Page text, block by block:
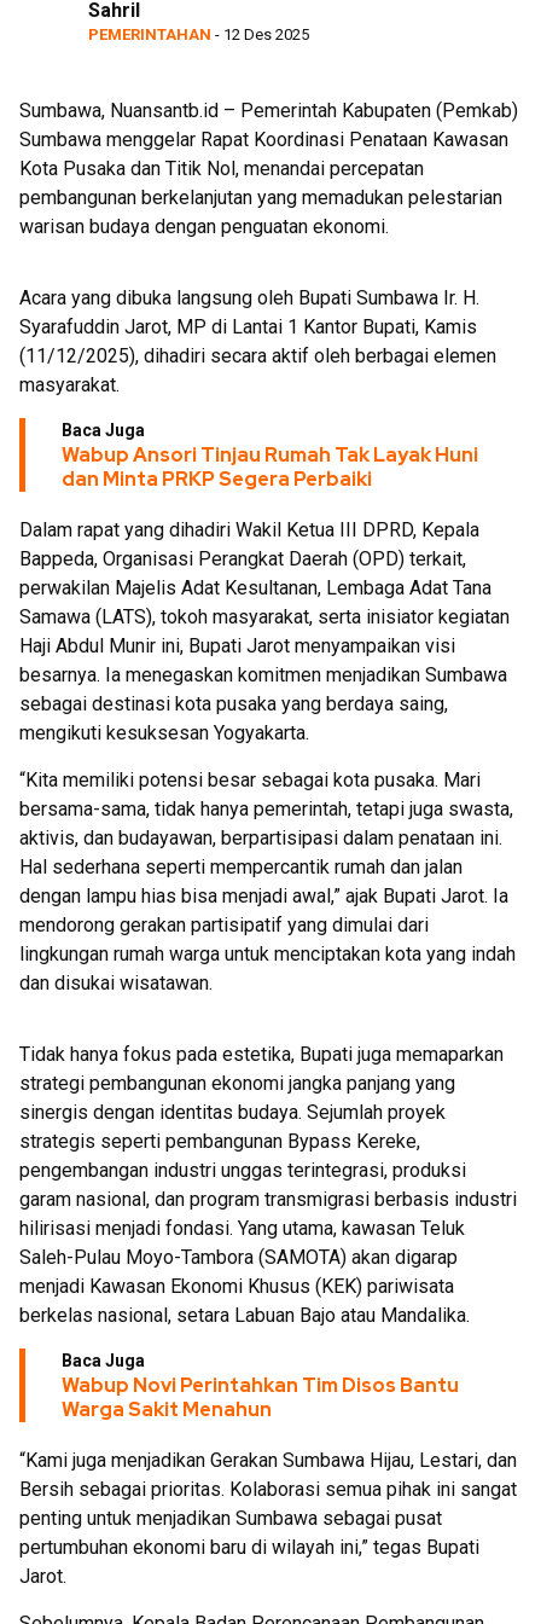
Sahril
PEMERINTAHAN - 12 Des 2025
Sumbawa, Nuansantb.id – Pemerintah Kabupaten (Pemkab)
Sumbawa menggelar Rapat Koordinasi Penataan Kawasan
Kota Pusaka dan Titik Nol, menandai percepatan
pembangunan berkelanjutan yang memadukan pelestarian
warisan budaya dengan penguatan ekonomi.
Acara yang dibuka langsung oleh Bupati Sumbawa Ir. H.
Syarafuddin Jarot, MP di Lantai 1 Kantor Bupati, Kamis
(11/12/2025), dihadiri secara aktif oleh berbagai elemen
masyarakat.
Baca Juga
Wabup Ansori Tinjau Rumah Tak Layak Huni
dan Minta PRKP Segera Perbaiki
Dalam rapat yang dihadiri Wakil Ketua III DPRD, Kepala
Bappeda, Organisasi Perangkat Daerah (OPD) terkait,
perwakilan Majelis Adat Kesultanan, Lembaga Adat Tana
Samawa (LATS), tokoh masyarakat, serta inisiator kegiatan
Haji Abdul Munir ini, Bupati Jarot menyampaikan visi
besarnya. Ia menegaskan komitmen menjadikan Sumbawa
sebagai destinasi kota pusaka yang berdaya saing,
mengikuti kesuksesan Yogyakarta.
“Kita memiliki potensi besar sebagai kota pusaka. Mari
bersama-sama, tidak hanya pemerintah, tetapi juga swasta,
aktivis, dan budayawan, berpartisipasi dalam penataan ini.
Hal sederhana seperti mempercantik rumah dan jalan
dengan lampu hias bisa menjadi awal,” ajak Bupati Jarot. Ia
mendorong gerakan partisipatif yang dimulai dari
lingkungan rumah warga untuk menciptakan kota yang indah
dan disukai wisatawan.
Tidak hanya fokus pada estetika, Bupati juga memaparkan
strategi pembangunan ekonomi jangka panjang yang
sinergis dengan identitas budaya. Sejumlah proyek
strategis seperti pembangunan Bypass Kereke,
pengembangan industri unggas terintegrasi, produksi
garam nasional, dan program transmigrasi berbasis industri
hilirisasi menjadi fondasi. Yang utama, kawasan Teluk
Saleh-Pulau Moyo-Tambora (SAMOTA) akan digarap
menjadi Kawasan Ekonomi Khusus (KEK) pariwisata
berkelas nasional, setara Labuan Bajo atau Mandalika.
Baca Juga
Wabup Novi Perintahkan Tim Disos Bantu
Warga Sakit Menahun
“Kami juga menjadikan Gerakan Sumbawa Hijau, Lestari, dan
Bersih sebagai prioritas. Kolaborasi semua pihak ini sangat
penting untuk menjadikan Sumbawa sebagai pusat
pertumbuhan ekonomi baru di wilayah ini,” tegas Bupati
Jarot.